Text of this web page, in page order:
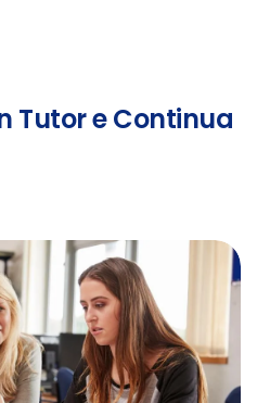
Tutor e Continua